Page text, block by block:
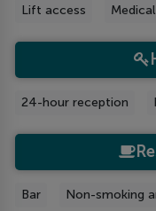
Lift access
24-hour reception
Bar Non-smoking